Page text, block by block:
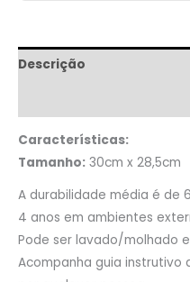
Descrição
Características:
Tamanho: 30cm x 28,5cm
A durabilidade média é de
4 anos em ambientes
Pode ser lavado/molhado
Acompanha guia